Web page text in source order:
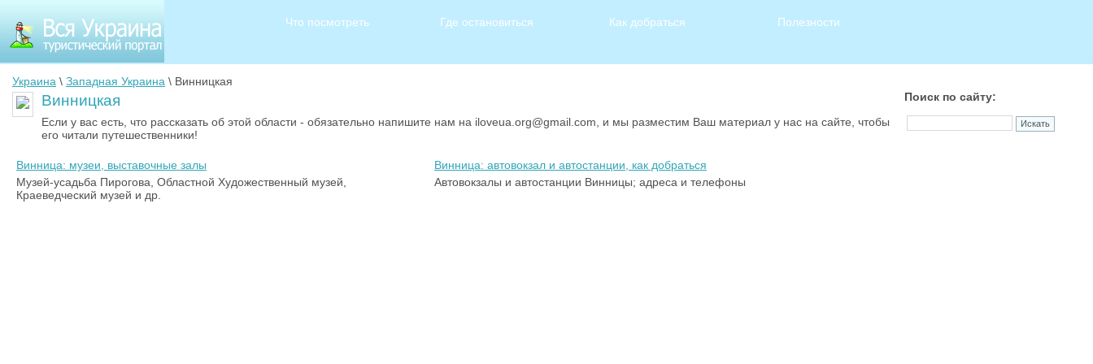
Что посмотреть Где остановиться Как добраться Полезности
Украина \ Западная Украина \ Винницкая
Винницкая
Если у вас есть, что рассказать об этой области - обязательно напишите нам на iloveua.org@gmail.com, и мы разместим Ваш материал у нас на сайте, чтобы
его читали путешественники!
Винница: музеи, выставочные залы
Музей-усадьба Пирогова, Областной Художественный музей,
Краеведческий музей и др.
Винница: автовокзал и автостанции, как добраться
Автовокзалы и автостанции Винницы; адреса и телефоны
Поиск по сайту: